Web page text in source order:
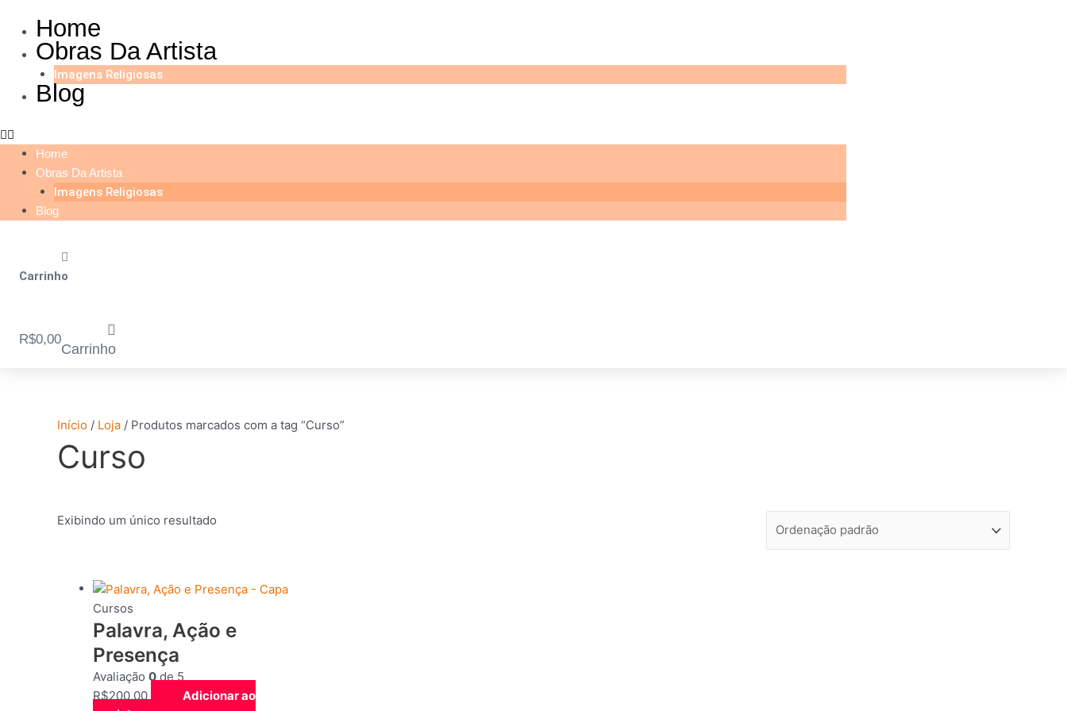
para
Home
Obras Da Artista
Imagens Religiosas
Blog
Home
Obras Da Artista
Imagens Religiosas
Blog
Carrinho
R$0,00
Carrinho
Início / Loja / Produtos marcados com a tag “Curso”
Curso
Exibindo um único resultado
Cursos
Palavra, Ação e
Presença
Avaliação 0de 5
R$200,00
Adicionar ao